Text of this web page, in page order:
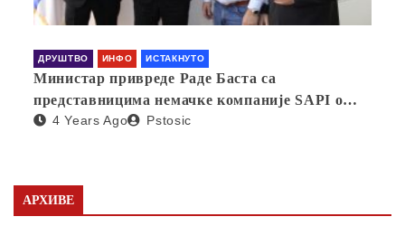
ДРУШТВО ИНФО ИСТАКНУТО
Министар привреде Раде Баста са
представницима немачке компаније SAPI о
отварању фабрике у Србији
4 Years Ago Pstosic
АРХИВЕ